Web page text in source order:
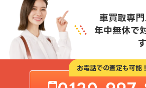
車買取専
年中無休で
お電話での査定も可能！